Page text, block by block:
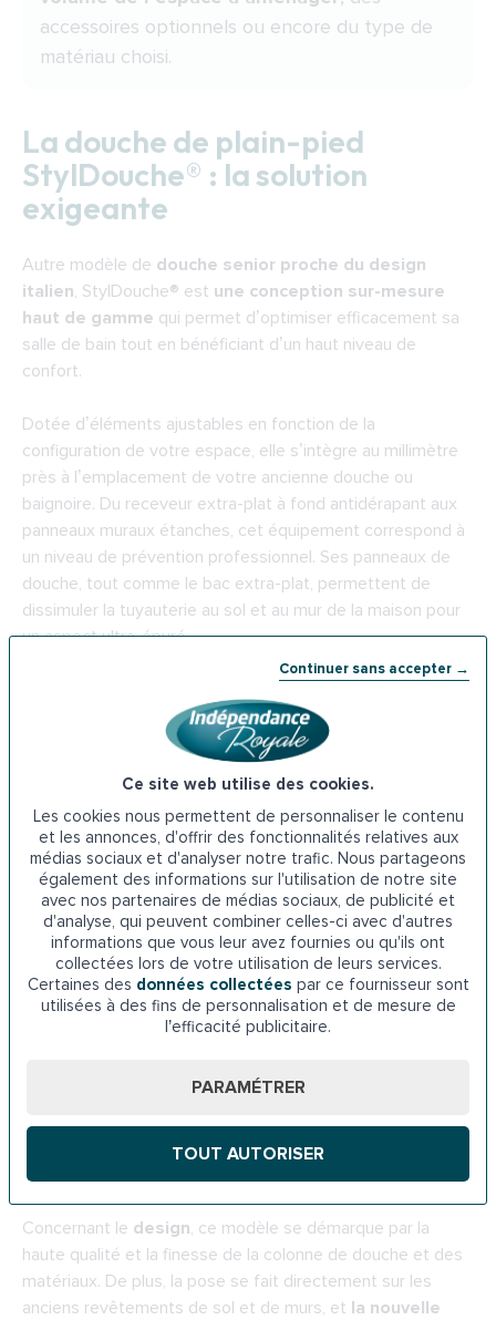
Continuer sans accepter →
Ce site web utilise des cookies.
Les cookies nous permettent de personnaliser le contenu
et les annonces, d'offrir des fonctionnalités relatives aux
médias sociaux et d'analyser notre trafic. Nous partageons
également des informations sur l'utilisation de notre site
avec nos partenaires de médias sociaux, de publicité et
d'analyse, qui peuvent combiner celles-ci avec d'autres
informations que vous leur avez fournies ou qu'ils ont
collectées lors de votre utilisation de leurs services.
Certaines des données collectées par ce fournisseur sont
utilisées à des fins de personnalisation et de mesure de
l’efficacité publicitaire.
PARAMÉTRER
TOUT AUTORISER
accessoires optionnels ou encore du type de
matériau choisi.
La douche de plain-pied
StylDouche® : la solution
exigeante
Autre modèle de douche senior proche du design
italien, StylDouche® est une conception sur-mesure
haut de gamme qui permet d’optimiser efficacement sa
salle de bain tout en bénéficiant d’un haut niveau de
confort.
Dotée d’éléments ajustables en fonction de la
configuration de votre espace, elle s’intègre au millimètre
près à l’emplacement de votre ancienne douche ou
baignoire. Du receveur extra-plat à fond antidérapant aux
panneaux muraux étanches, cet équipement correspond à
un niveau de prévention professionnel. Ses panneaux de
douche, tout comme le bac extra-plat, permettent de
dissimuler la tuyauterie au sol et au mur de la maison pour
un aspect ultra-épuré.
aidants à la maison, l’installation deparois en verre
trempé de sécurité haute résistance
facilité d’entretien
sont rendues parfaitement étanches lors de l’installation.
Elles sont également un gage de sécurité en cas de chute
sous la douche.
Douche sécurisée : solutions, installation et
conseils pour aménager votre salle de bain.
Côté robinetterie, StylDouche® se dote de matériel haut
de gamme issu de grandes marques spécialisées avec un
une utilisation sans effort. Avec le mitigeur,
l’utilisateur pourra en effet, directementrégler la
température de la douche au degré près
en un simple geste et contrôler le débit d’eau.
Concernant le design, ce modèle se démarque par la
haute qualité et la finesse de la colonne de douche et des
matériaux. De plus, la pose se fait directement sur les
anciens revêtements de sol et de murs, et la nouvelle